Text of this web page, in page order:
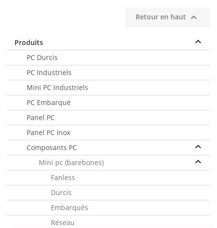
Produits keyboard_arrow_up
PC Durcis
PC Industriels
Mini PC Industriels
PC Embarqué
Panel PC
Panel PC Inox
Composants PC
keyboard_arrow_up
Mini pc (barebones) keyboard_arrow_up
Fanless
Durcis
Embarqués
Réseau
Retour en haut 